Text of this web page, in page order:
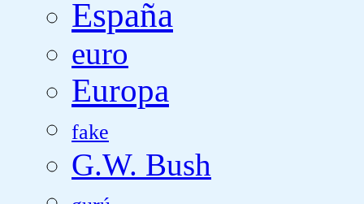
España
euro
Europa
fake
G.W. Bush